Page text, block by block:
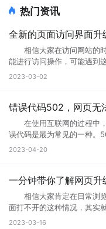
热门资讯
全新的页面访问界面升
相信大家在访问网站的时
能进行访问操作，可能遇到
互联网网页在正常使用过程
问页面，就是用户们正在访
者们会通过升级访问提升网
畅。这样上网就不会太卡
面访问升级通知中，可以首
钮，点击升级以后，网络就
次，通过以上方式就可以
错? 有几个情况会导致
码没有完全下载就运行了
2023-03-02
错误代码502，网页无
在使用互联网的过程中，
误代码是最为常见的一种。
务无法将请求发送到上游服
到的响应无效或不完整。通
被发送到它的代理服务器
服务器获取完整的响应，
是由代理服务器、网关或负
2023-04-20
一分钟带你了解网页升
相信大家肯定在日常浏览
面打不开的这种情况，其实
不清楚网页升级访问是什么
2023-03-16